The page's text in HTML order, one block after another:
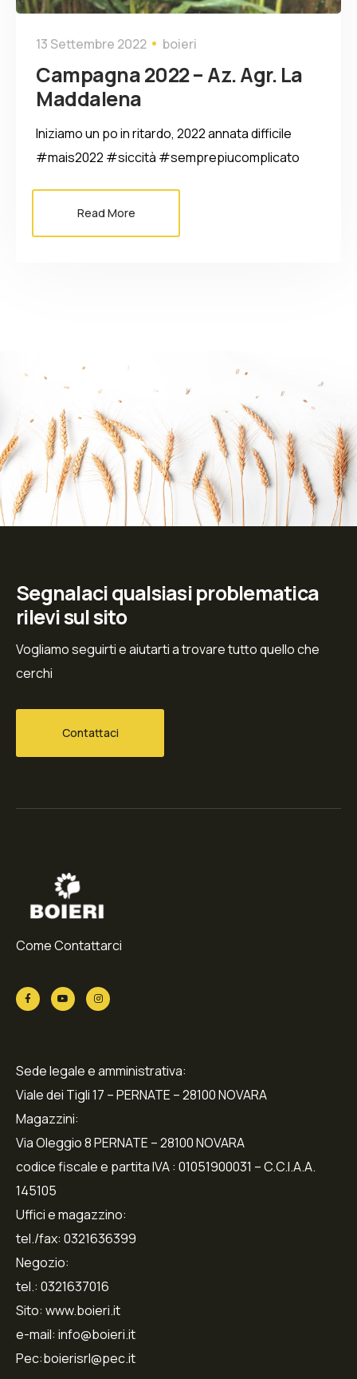
13 Settembre 2022 boieri
Campagna 2022 – Az. Agr. La
Maddalena
Iniziamo un po in ritardo, 2022 annata difficile
#mais2022 #siccità #semprepiucomplicato
Read More
Segnalaci qualsiasi problematica
rilevi sul sito
Vogliamo seguirti e aiutarti a trovare tutto quello che
cerchi
Contattaci
Come Contattarci
Sede legale e amministrativa:
Viale dei Tigli 17 – PERNATE – 28100 NOVARA
Magazzini:
Via Oleggio 8 PERNATE – 28100 NOVARA
codice fiscale e partita IVA : 01051900031 – C.C.I.A.A.
145105
Uffici e magazzino:
tel./fax: 0321636399
Negozio:
tel.: 0321637016
Sito: www.boieri.it
e-mail: info@boieri.it
Pec:boierisrl@pec.it